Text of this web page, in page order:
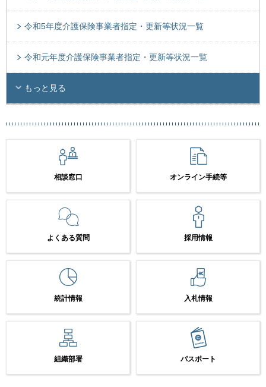
令和5年度介護保険事業者指定・更新等状況一覧
令和元年度介護保険事業者指定・更新等状況一覧
もっと見る
相談窓口 オンライン手続等
よくある質問 採用情報
統計情報 入札情報
組織部署 パスポート